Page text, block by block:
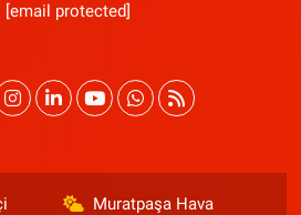
[email protected]
Muratpaşa Hava